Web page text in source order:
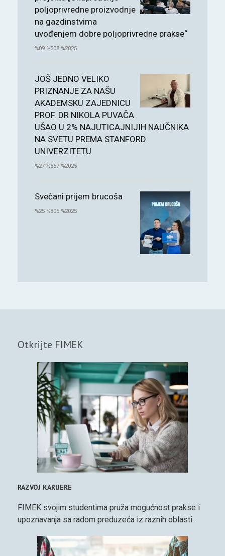
poljoprivredne proizvodnje
na gazdinstvima
uvođenjem dobre poljoprivredne prakse“
%09 %508 %2025
JOŠ JEDNO VELIKO
PRIZNANJE ZA NAŠU
AKADEMSKU ZAJEDNICU
PROF. DR NIKOLA PUVAČA
UŠAO U 2% NAJUTICAJNIJIH NAUČNIKA
NA SVETU PREMA STANFORD
UNIVERZITETU
%27 %567 %2025
Svečani prijem brucoša
%25 %805 %2025
Otkrijte FIMEK
RAZVOJ KARIJERE
FIMEK svojim studentima pruža mogućnost prakse i
upoznavanja sa radom preduzeća iz raznih oblasti.